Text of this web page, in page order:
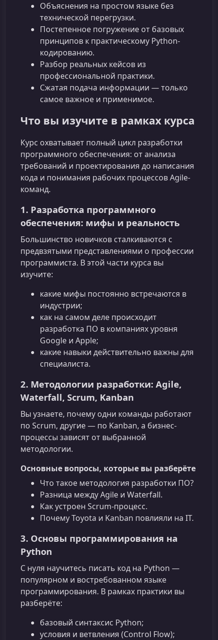
Объяснения на простом языке без
технической перегрузки.
Постепенное погружение от базовых
принципов к практическому Python-
кодированию.
Разбор реальных кейсов из
профессиональной практики.
Сжатая подача информации — только
самое важное и применимое.
Что вы изучите в рамках курса
Курс охватывает полный цикл разработки
программного обеспечения: от анализа
требований и проектирования до написания
кода и понимания рабочих процессов Agile-
команд.
1. Разработка программного
обеспечения: мифы и реальность
Большинство новичков сталкиваются с
предвзятыми представлениями о профессии
программиста. В этой части курса вы
изучите:
какие мифы постоянно встречаются в
индустрии;
как на самом деле происходит
разработка ПО в компаниях уровня
Google и Apple;
какие навыки действительно важны для
специалиста.
2. Методологии разработки: Agile,
Waterfall, Scrum, Kanban
Вы узнаете, почему одни команды работают
по Scrum, другие — по Kanban, а бизнес-
процессы зависят от выбранной
методологии.
Основные вопросы, которые вы разберёте
Что такое методология разработки ПО?
Разница между Agile и Waterfall.
Как устроен Scrum-процесс.
Почему Toyota и Kanban повлияли на IT.
3. Основы программирования на
Python
С нуля научитесь писать код на Python —
популярном и востребованном языке
программирования. В рамках практики вы
разберёте:
базовый синтаксис Python;
условия и ветвления (Control Flow);